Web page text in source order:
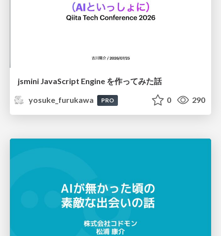
jsmini JavaScript Engine を作ってみた話
yosuke_furukawa
PRO 0 290